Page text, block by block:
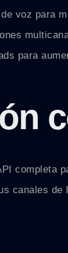
voz para
para
completa
canales de